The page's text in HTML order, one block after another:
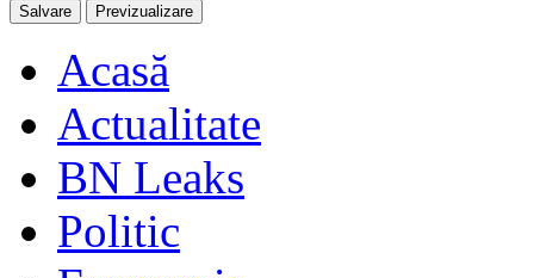
Acasă
Actualitate
BN Leaks
Politic